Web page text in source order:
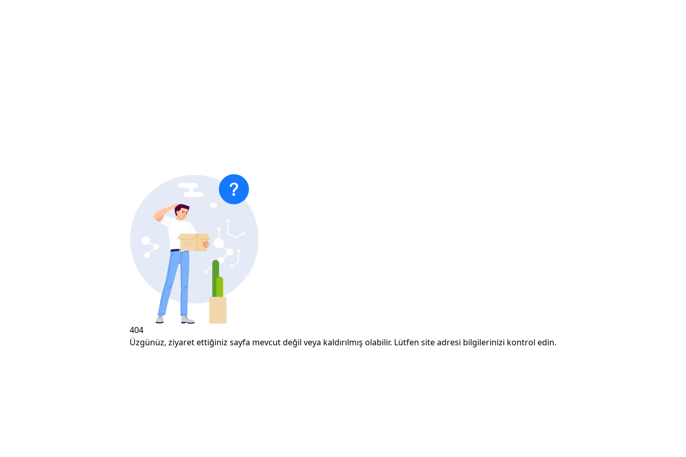
404
Üzgünüz, ziyaret ettiğiniz sayfa mevcut değil veya kaldırılmış olabilir. Lütfen site adresi bilgilerinizi kontrol edin.